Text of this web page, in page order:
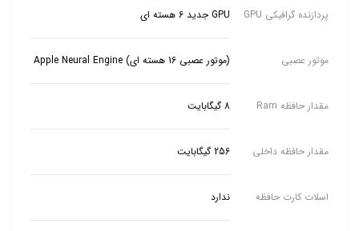
پردازنده گرافیکی GPU GPU جدید 6 هسته ای
موتور عصبی (موتور عصبی 16 هسته ای) Apple Neural Engine
مقدار حافظه Ram 8 گیگابایت
مقدار حافظه داخلی 256 گیگابایت
اسلات کارت حافظه ندارد